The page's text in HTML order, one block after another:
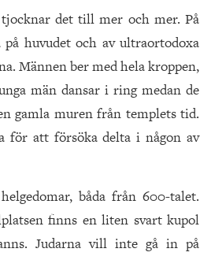
tjocknar det till mer och mer. På
huvudet och av ultraortodoxa
Männen ber med hela kroppen,
män dansar i ring medan de
gamla muren från templets tid.
för att försöka delta i någon av
båda från 600-talet.
finns en liten svart kupol
Judarna vill inte gå in på